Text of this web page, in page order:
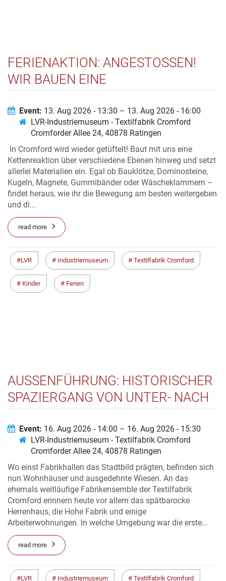
FERIENAKTION: ANGESTOSSEN! W
IR BAUEN EINE K
Event: 13. Aug 2026 - 13:30 – 13. Aug 2026 - 16:00
LVR-Industriemuseum - Textilfabrik Cromford
Cromforder Allee 24, 40878 Ratingen
In Cromford wird wieder getüftelt! Baut mit uns eine
Kettenreaktion über verschiedene Ebenen hinweg und setzt
allerlei Materialien ein. Egal ob Bauklötze, Dominosteine,
Kugeln, Magnete, Gummibänder oder Wäscheklammern –
findet heraus, wie ihr die Bewegung am besten weitergeben
und di...
read more
LVR Industriemuseum Textilfabrik Cromford
Kinder Ferien
AUSSENFÜHRUNG: HISTORISCHER S
PAZIERGANG VON UNTER- NACH O
Event: 16. Aug 2026 - 14:00 – 16. Aug 2026 - 15:30
LVR-Industriemuseum - Textilfabrik Cromford
Cromforder Allee 24, 40878 Ratingen
Wo einst Fabrikhallen das Stadtbild prägten, befinden sich
nun Wohnhäuser und ausgedehnte Wiesen. An das
ehemals weitläufige Fabrikensemble der Textilfabrik
Cromford erinnern heute vor allem das spätbarocke
Herrenhaus, die Hohe Fabrik und einige
Arbeiterwohnungen. In welche Umgebung war die erste...
read more
LVR Industriemuseum Textilfabrik Cromford